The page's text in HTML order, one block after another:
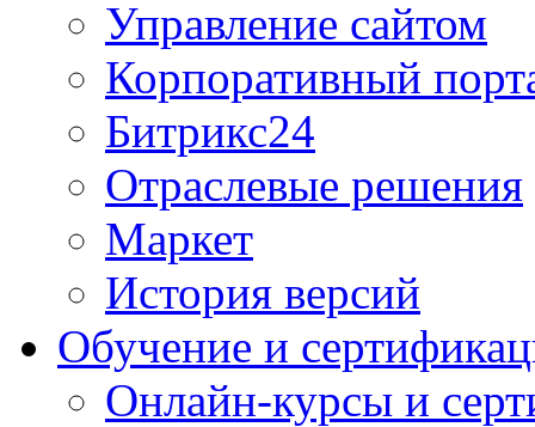
Управление сайтом
Корпоративный
Битрикс24
Отраслевые решения
Маркет
История версий
Обучение и
Онлайн-курсы и